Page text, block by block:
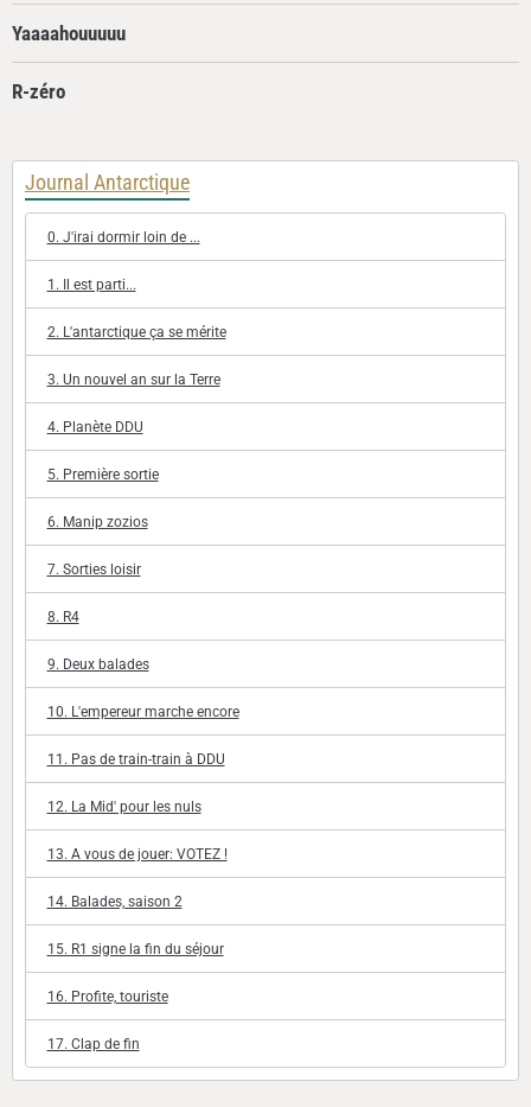
Yaaaahouuuuu
R-zéro
Journal Antarctique
0. J'irai dormir loin de ...
1. Il est parti...
2. L'antarctique ça se mérite
3. Un nouvel an sur la Terre
4. Planète DDU
5. Première sortie
6. Manip zozios
7. Sorties loisir
8. R4
9. Deux balades
10. L'empereur marche encore
11. Pas de train-train à DDU
12. La Mid' pour les nuls
13. A vous de jouer: VOTEZ !
14. Balades, saison 2
15. R1 signe la fin du séjour
16. Profite, touriste
17. Clap de fin